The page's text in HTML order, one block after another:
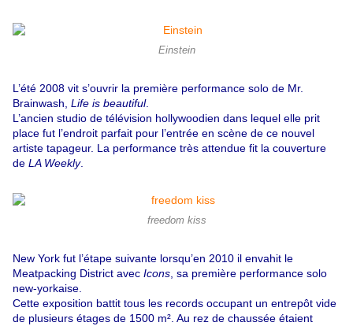
Einstein
L’été 2008 vit s’ouvrir la première performance solo de Mr.
Brainwash, Life is beautiful.
L’ancien studio de télévision hollywoodien dans lequel elle prit
place fut l’endroit parfait pour l’entrée en scène de ce nouvel
artiste tapageur. La performance très attendue fit la couverture
de LA Weekly.
freedom kiss
New York fut l’étape suivante lorsqu’en 2010 il envahit le
Meatpacking District avec Icons , sa première performance solo
new-yorkaise.
Cette exposition battit tous les records occupant un entrepôt vide
de plusieurs étages de 1500 m². Au rez de chaussée étaient